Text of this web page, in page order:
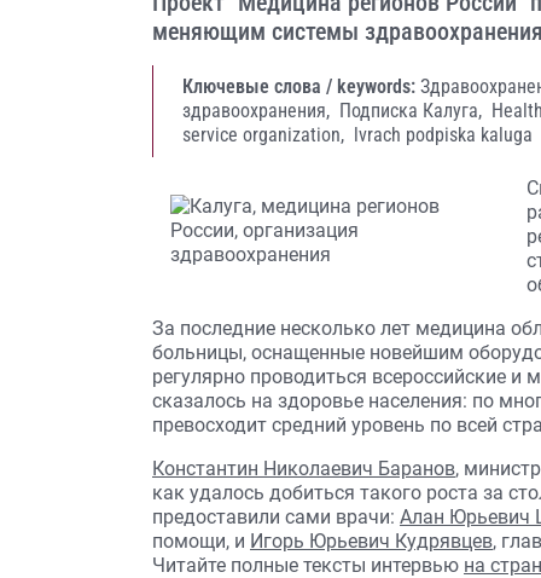
меняющим системы
Ключевые слова / keywords:
здравоохранения, Подписка Калуга,
service organization, lvrach podpiska kaluga
За последние несколько лет медицина
больницы, оснащенные новейшим
регулярно проводиться всероссийские
сказалось на здоровье населения: по
превосходит средний уровень по всей
Константин Николаевич Баранов,
как удалось добиться такого роста за
предоставили сами врачи: Алан Юрьевич
помощи, и Игорь Юрьевич Кудрявцев,
Читайте полные тексты интервью на